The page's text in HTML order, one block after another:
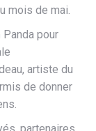
mois de mai.
pour
artiste du
de donner